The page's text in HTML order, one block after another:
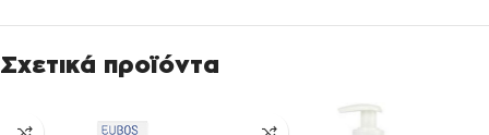
Σχετικά προϊόντα